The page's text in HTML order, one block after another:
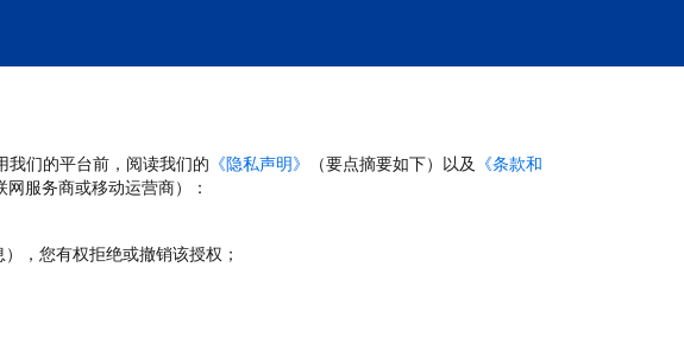
们的平台前，阅读我们的 《隐私声明》 （要点摘要如下）以及 《条款和
服务商或移动运营商）：
，您有权拒绝或撤销该授权；